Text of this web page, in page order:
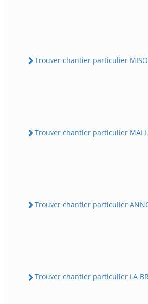
Trouver chantier particulier
Trouver chantier particulier
Trouver chantier particulier
Trouver chantier particulier LA